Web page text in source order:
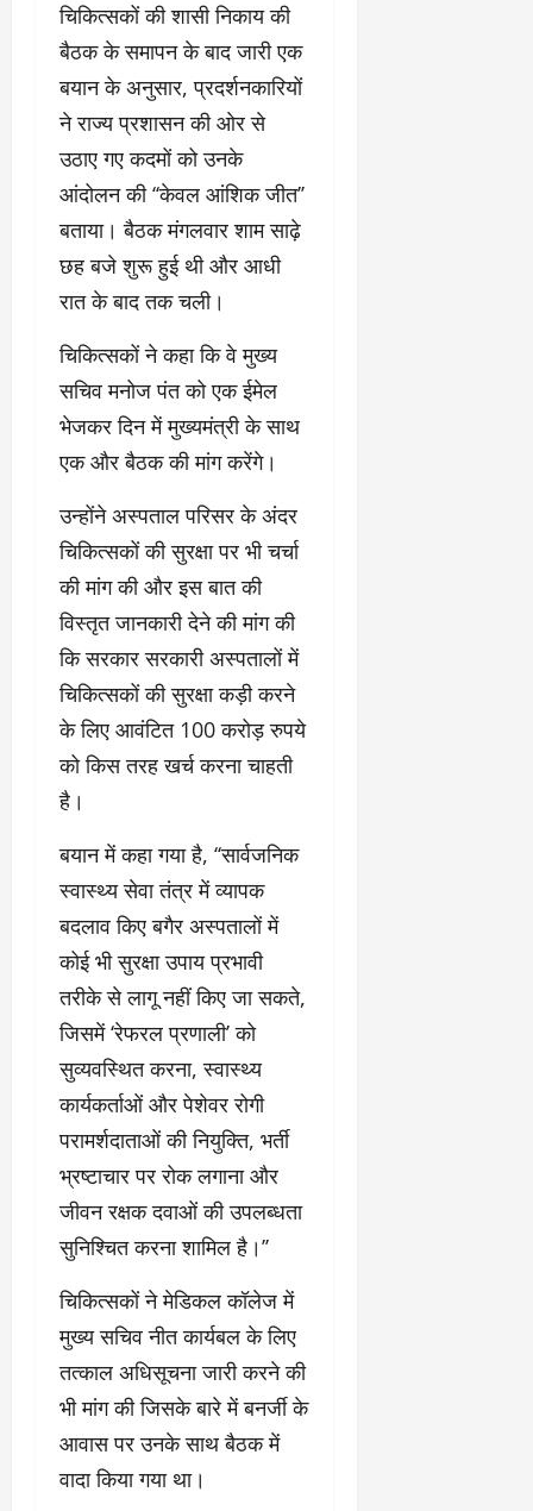
चिकित्सकों की शासी निकाय की
बैठक के समापन के बाद जारी एक
बयान के अनुसार, प्रदर्शनकारियों
ने राज्य प्रशासन की ओर से
उठाए गए कदमों को उनके
आंदोलन की ‘‘केवल आंशिक जीत’’
बताया। बैठक मंगलवार शाम साढ़े
छह बजे शुरू हुई थी और आधी
रात के बाद तक चली।
चिकित्सकों ने कहा कि वे मुख्य
सचिव मनोज पंत को एक ईमेल
भेजकर दिन में मुख्यमंत्री के साथ
एक और बैठक की मांग करेंगे।
उन्होंने अस्पताल परिसर के अंदर
चिकित्सकों की सुरक्षा पर भी चर्चा
की मांग की और इस बात की
विस्तृत जानकारी देने की मांग की
कि सरकार सरकारी अस्पतालों में
चिकित्सकों की सुरक्षा कड़ी करने
के लिए आवंटित 100 करोड़ रुपये
को किस तरह खर्च करना चाहती
है।
बयान में कहा गया है, ‘‘सार्वजनिक
स्वास्थ्य सेवा तंत्र में व्यापक
बदलाव किए बगैर अस्पतालों में
कोई भी सुरक्षा उपाय प्रभावी
तरीके से लागू नहीं किए जा सकते,
जिसमें ‘रेफरल प्रणाली’ को
सुव्यवस्थित करना, स्वास्थ्य
कार्यकर्ताओं और पेशेवर रोगी
परामर्शदाताओं की नियुक्ति, भर्ती
भ्रष्टाचार पर रोक लगाना और
जीवन रक्षक दवाओं की उपलब्धता
सुनिश्चित करना शामिल है।’’
चिकित्सकों ने मेडिकल कॉलेज में
मुख्य सचिव नीत कार्यबल के लिए
तत्काल अधिसूचना जारी करने की
भी मांग की जिसके बारे में बनर्जी के
आवास पर उनके साथ बैठक में
वादा किया गया था।